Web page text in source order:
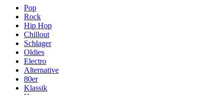
Pop
Rock
Hip Hop
Chillout
Schlager
Oldies
Electro
Alternative
80er
Klassik